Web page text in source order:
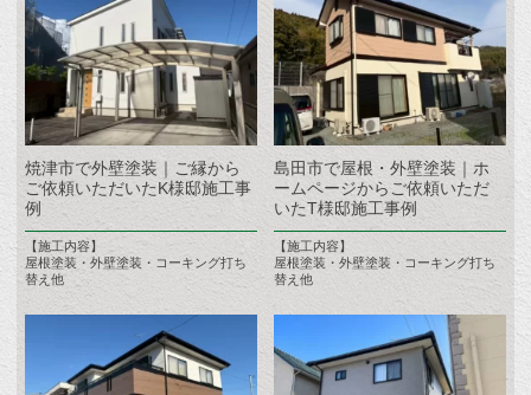
焼津市で外壁塗装｜ご縁から
ご依頼いただいたK様邸施工事
例
【施工内容】
屋根塗装・外壁塗装・コーキング打ち
替え他
島田市で屋根・外壁塗装｜ホ
ームページからご依頼いただ
いたT様邸施工事例
【施工内容】
屋根塗装・外壁塗装・コーキング打ち
替え他